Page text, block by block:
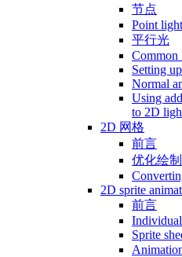
节点
Point
平行光
Common
Setting
Normal
Using
to 2D
2D 网格
前言
优化绘
2D sprite
前言
Sprite